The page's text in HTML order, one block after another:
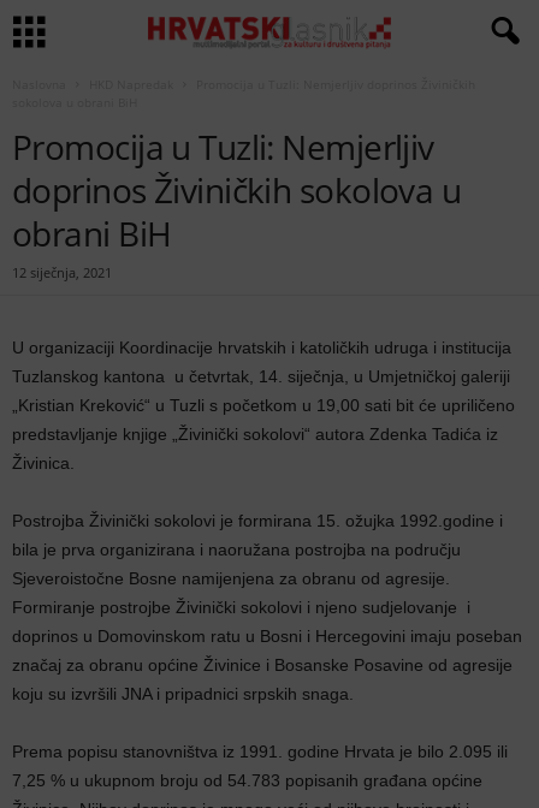
Promocija u Tuzli: Nemjerljiv
doprinos Živiničkih sokolova u
obrani BiH
12 siječnja, 2021
U organizaciji Koordinacije hrvatskih i katoličkih udruga i institucija
Tuzlanskog kantona u četvrtak, 14. siječnja, u Umjetničkoj galeriji
„Kristian Kreković“ u Tuzli s početkom u 19,00 sati bit će upriličeno
predstavljanje knjige „Živinički sokolovi“ autora Zdenka Tadića iz
Živinica.
Postrojba Živinički sokolovi je formirana 15. ožujka 1992.godine i
bila je prva organizirana i naoružana postrojba na području
Sjeveroistočne Bosne namijenjena za obranu od agresije.
Formiranje postrojbe Živinički sokolovi i njeno sudjelovanje i
doprinos u Domovinskom ratu u Bosni i Hercegovini imaju poseban
značaj za obranu općine Živinice i Bosanske Posavine od agresije
koju su izvršili JNA i pripadnici srpskih snaga.
Prema popisu stanovništva iz 1991. godine Hrvata je bilo 2.095 ili
7,25 % u ukupnom broju od 54.783 popisanih građana općine